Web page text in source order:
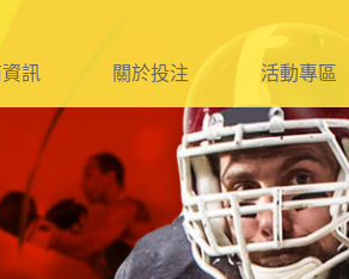
訊
作業
規定
關於投注 活動專區